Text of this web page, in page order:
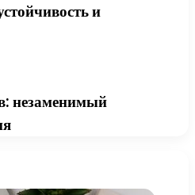
и
незаменимый